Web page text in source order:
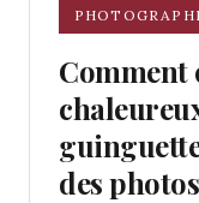
Comment
des